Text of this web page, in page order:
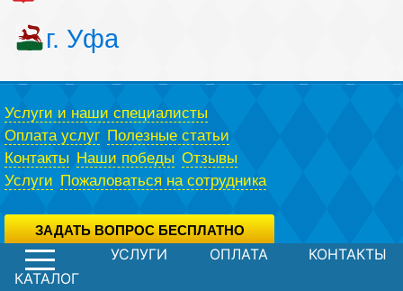
г. Уфа
Услуги и наши специалисты
Оплата услуг Полезные статьи
Контакты Наши победы Отзывы
Услуги Пожаловаться на сотрудника
ЗАДАТЬ ВОПРОС БЕСПЛАТНО
Вы можете задать вопрос юристу абсолютно бесплатно,
воспользовавшись специальной формой.
Политика конфиденциальности
УСЛУГИ ОПЛАТА КОНТАКТЫ